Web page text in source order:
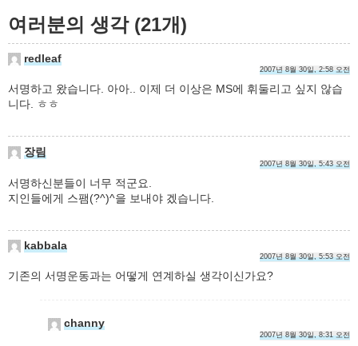
여러분의 생각 (21개)
redleaf
2007년 8월 30일, 2:58 오전
서명하고 왔습니다. 아아.. 이제 더 이상은 MS에 휘둘리고 싶지 않습
니다. ㅎㅎ
장림
2007년 8월 30일, 5:43 오전
서명하신분들이 너무 적군요.
지인들에게 스팸(?^)^을 보내야 겠습니다.
kabbala
2007년 8월 30일, 5:53 오전
기존의 서명운동과는 어떻게 연계하실 생각이신가요?
channy
2007년 8월 30일, 8:31 오전